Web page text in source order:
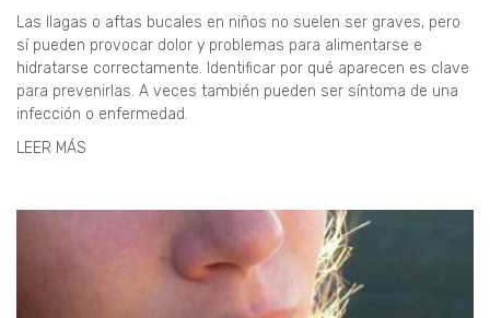
Las llagas o aftas bucales en niños no suelen ser graves, pero
sí pueden provocar dolor y problemas para alimentarse e
hidratarse correctamente. Identificar por qué aparecen es clave
para prevenirlas. A veces también pueden ser síntoma de una
infección o enfermedad.
LEER MÁS